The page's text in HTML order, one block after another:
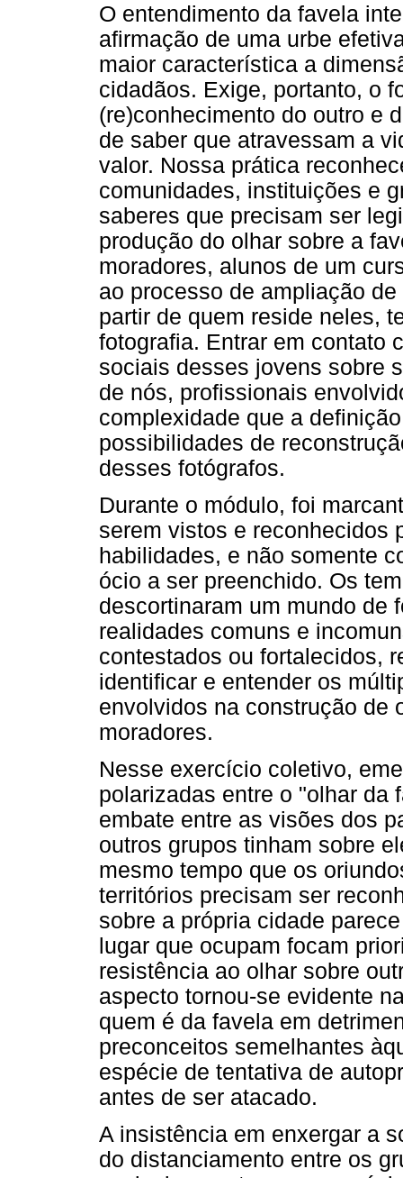
O entendimento da favela
afirmação de uma urbe
maior característica a
cidadãos. Exige, portanto, o
(re)conhecimento do outro e
de saber que atravessam a
valor. Nossa prática
comunidades, instituições e
saberes que precisam ser
produção do olhar sobre a
moradores, alunos de um
ao processo de ampliação
partir de quem reside neles,
fotografia. Entrar em contato
sociais desses jovens sobre
de nós, profissionais
complexidade que a
possibilidades de
desses fotógrafos.
Durante o módulo, foi
serem vistos e reconhecidos
habilidades, e não somente
ócio a ser preenchido. Os
descortinaram um mundo de
realidades comuns e
contestados ou fortalecidos,
identificar e entender os
envolvidos na construção de
moradores.
Nesse exercício coletivo,
polarizadas entre o "olhar da
embate entre as visões dos
outros grupos tinham sobre
mesmo tempo que os
territórios precisam ser
sobre a própria cidade
lugar que ocupam focam
resistência ao olhar sobre
aspecto tornou-se evidente
quem é da favela em
preconceitos semelhantes
espécie de tentativa de
antes de ser atacado.
A insistência em enxergar a
do distanciamento entre os